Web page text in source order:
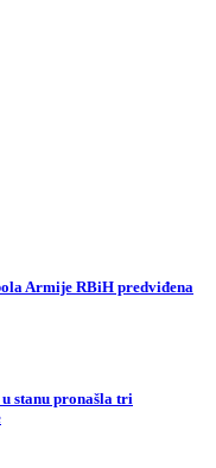
Armije RBiH predviđena
stanu pronašla tri